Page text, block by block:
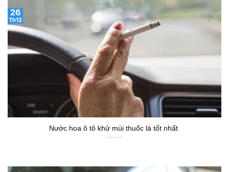
Nước hoa ô tô khử mùi thuốc lá tốt nhất
26
Th12